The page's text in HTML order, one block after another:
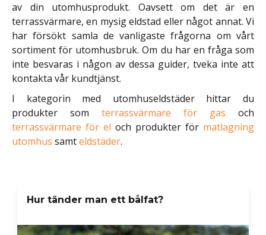
av din utomhusprodukt. Oavsett om det är en
terrassvärmare, en mysig eldstad eller något annat. Vi
har försökt samla de vanligaste frågorna om vårt
sortiment för utomhusbruk. Om du har en fråga som
inte besvaras i någon av dessa guider, tveka inte att
kontakta vår kundtjänst.
I kategorin med utomhuseldstäder hittar du
produkter som terrassvärmare för gas och
terrassvärmare för el och produkter för matlagning
utomhus samteldstäder.
Hur tänder man ett bålfat?